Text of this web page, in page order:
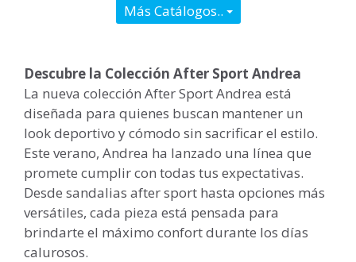
Más Catálogos..
Descubre la Colección After Sport Andrea
La nueva colección After Sport Andrea está
diseñada para quienes buscan mantener un
look deportivo y cómodo sin sacrificar el estilo.
Este verano, Andrea ha lanzado una línea que
promete cumplir con todas tus expectativas.
Desde sandalias after sport hasta opciones más
versátiles, cada pieza está pensada para
brindarte el máximo confort durante los días
calurosos.